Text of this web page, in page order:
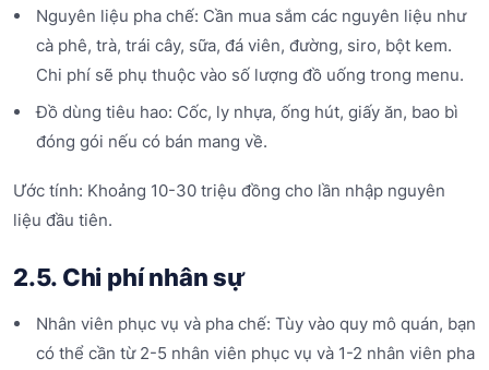
Nguyên liệu pha chế: Cần mua sắm các nguyên liệu như
cà phê, trà, trái cây, sữa, đá viên, đường, siro, bột kem.
Chi phí sẽ phụ thuộc vào số lượng đồ uống trong menu.
Đồ dùng tiêu hao: Cốc, ly nhựa, ống hút, giấy ăn, bao bì
đóng gói nếu có bán mang về.
Ước tính: Khoảng 10-30 triệu đồng cho lần nhập nguyên
liệu đầu tiên.
2.5. Chi phí nhân sự
Nhân viên phục vụ và pha chế: Tùy vào quy mô quán, bạn
có thể cần từ 2-5 nhân viên phục vụ và 1-2 nhân viên pha